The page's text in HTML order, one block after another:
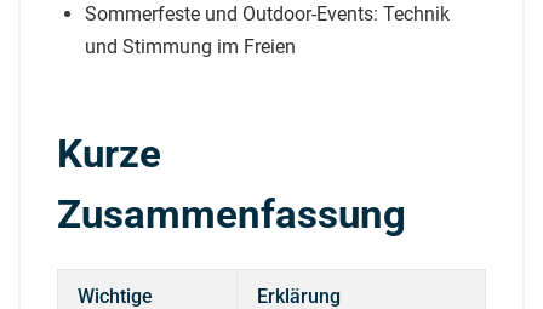
Sommerfeste und Outdoor-Events: Technik
und Stimmung im Freien
Kurze
Zusammenfassung
Wichtige
Erklärung